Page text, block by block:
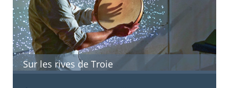
Sur les rives de Troie